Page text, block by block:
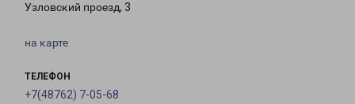
Узловский проезд, 3
на карте
ТЕЛЕФОН
+7(48762) 7-05-68